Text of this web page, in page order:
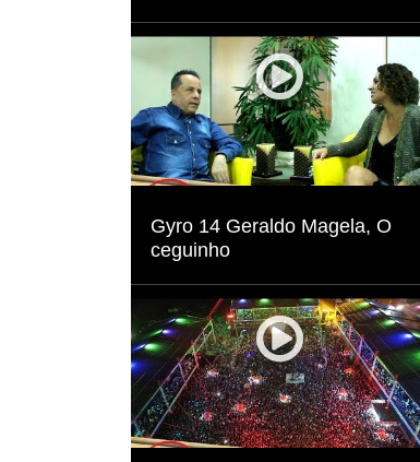
Gyro 14 Geraldo Magela, O
ceguinho
Visualizar
Visualizar